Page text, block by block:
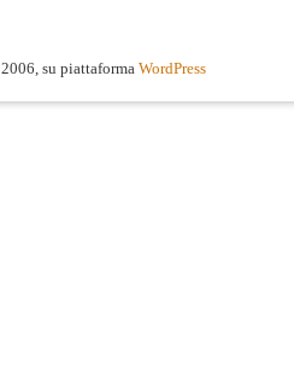
2006, su piattaforma WordPress